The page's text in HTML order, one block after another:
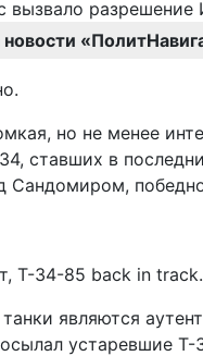
но не менее
ставших в
Сандомиром,
Т-34-85 back in track.
являются
устаревшие